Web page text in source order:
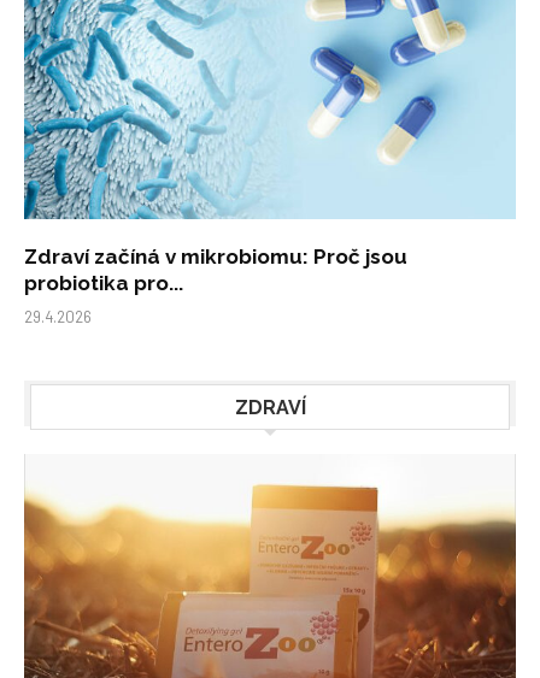
Zdraví začíná v mikrobiomu: Proč jsou
probiotika pro...
29.4.2026
ZDRAVÍ